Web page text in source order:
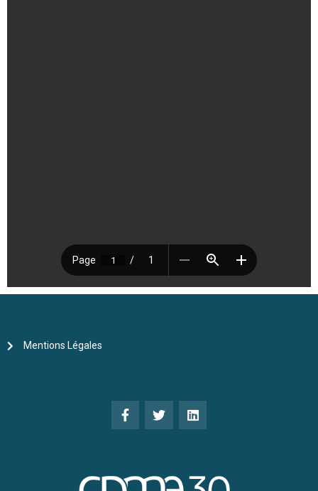
Mentions Légales